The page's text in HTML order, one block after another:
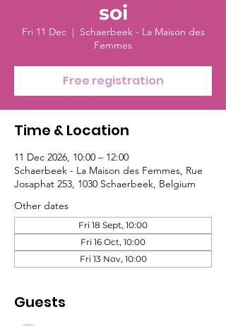
soi
Fri 11 Dec
  |
Schaerbeek - La Maison des
Femmes
Free registration
Time & Location
11 Dec 2026, 10:00 – 12:00
Schaerbeek - La Maison des Femmes, Rue
Josaphat 253, 1030 Schaerbeek, Belgium
Other dates
Fri 18 Sept, 10:00
Fri 16 Oct, 10:00
Fri 13 Nov, 10:00
Guests